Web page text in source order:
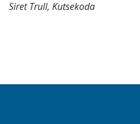
Siret Trull, Kutsekoda